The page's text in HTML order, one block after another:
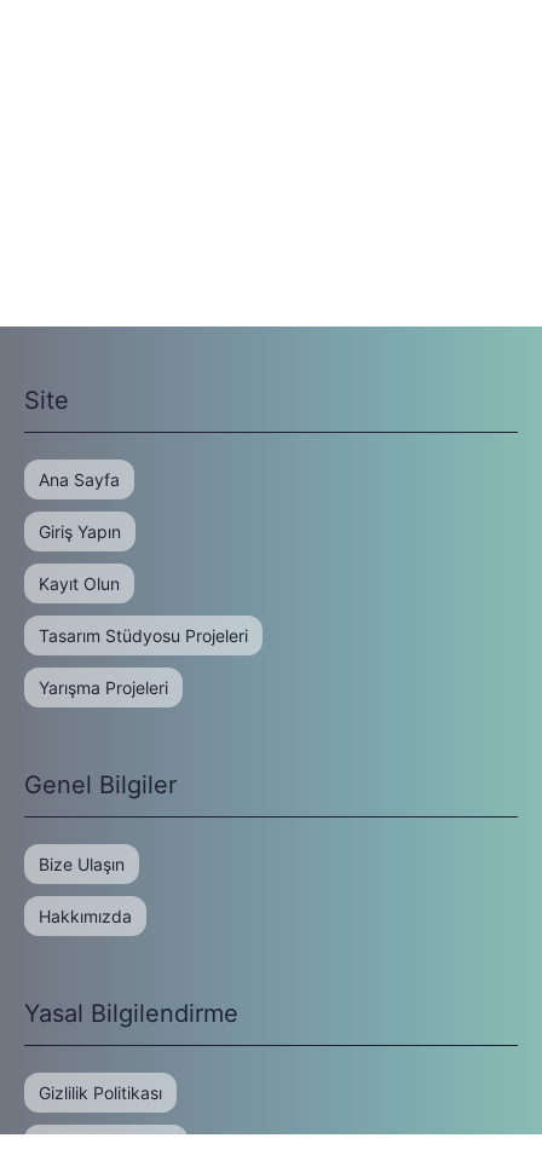
Site
Ana Sayfa
Giriş Yapın
Kayıt Olun
Tasarım Stüdyosu Projeleri
Yarışma Projeleri
Genel Bilgiler
Bize Ulaşın
Hakkımızda
Yasal Bilgilendirme
Gizlilik Politikası